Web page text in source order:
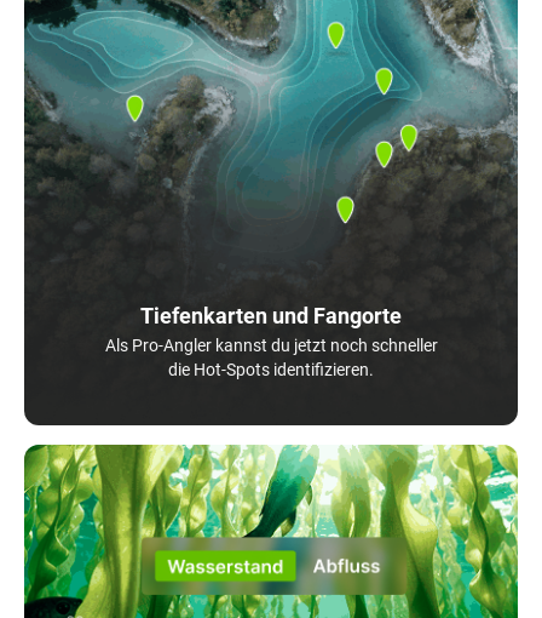
Tiefenkarten und Fangorte
Als Pro-Angler kannst du jetzt noch schneller
die Hot-Spots identifizieren.